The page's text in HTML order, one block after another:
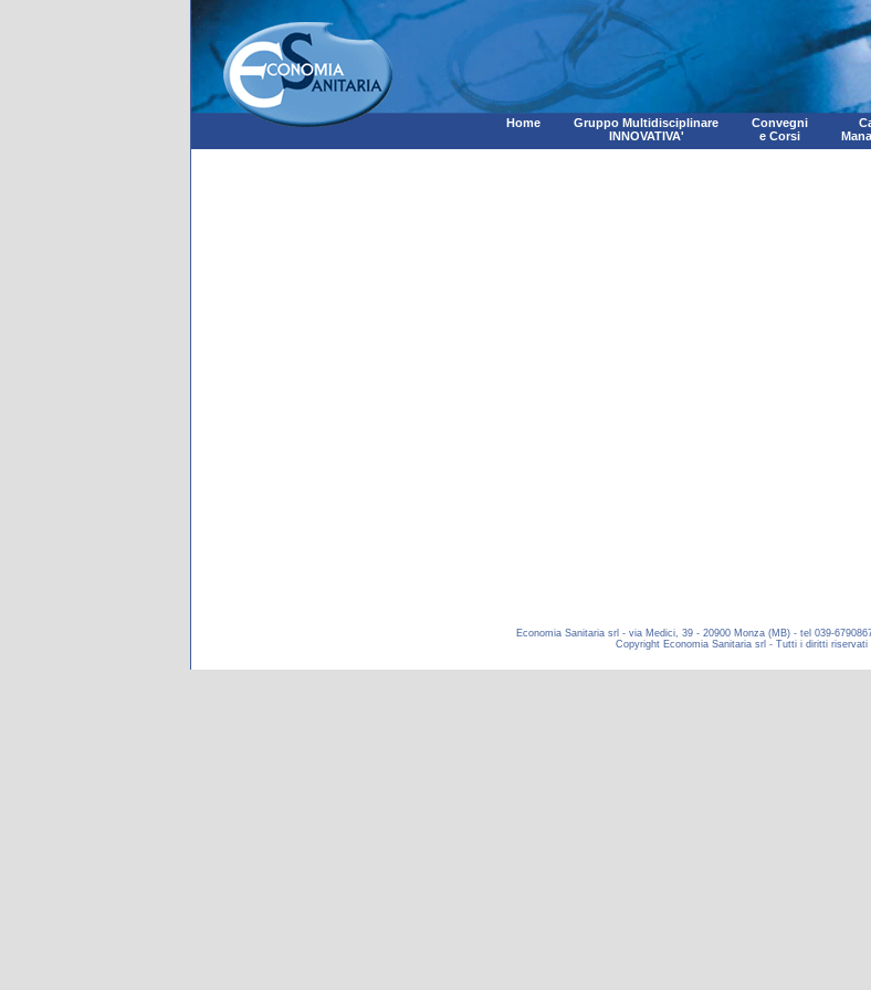
Home
Gruppo Multidisciplinare
INNOVATIVA'
Convegni
e Corsi
Economia Sanitaria srl - via Medici, 39 - 20900 Monza (MB) - tel 039-
Copyright Economia Sanitaria srl - Tutti i diritti riservati